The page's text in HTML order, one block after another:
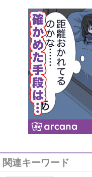
関連キーワード